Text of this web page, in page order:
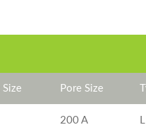
Size Pore Size
200 A